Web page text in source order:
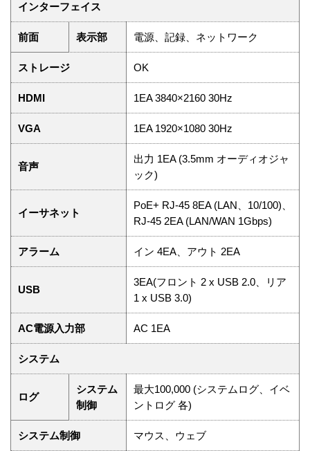
インターフェイス
前面 表示部 電源、記録、ネットワーク
ストレージ OK
HDMI 1EA 3840×2160 30Hz
VGA 1EA 1920×1080 30Hz
音声
出力 1EA (3.5mm オーディオジャ
ック)
イーサネット
PoE+ RJ-45 8EA (LAN、10/100)、
RJ-45 2EA (LAN/WAN 1Gbps)
アラーム イン 4EA、アウト 2EA
USB
3EA(フロント 2 x USB 2.0、リア
1 x USB 3.0)
AC電源入力部 AC 1EA
システム
ログ
システム
制御
最大100,000 (システムログ、イベ
ントログ 各)
システム制御 マウス、ウェブ